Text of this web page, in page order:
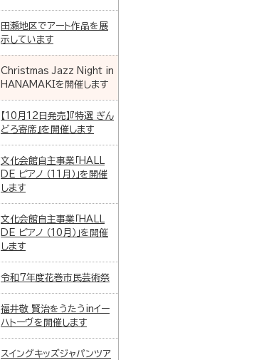
田瀬地区でアート作品を展
示しています
Christmas Jazz Night in
HANAMAKIを開催します
【10月12日発売】『特選 ぎん
どろ寄席』を開催します
文化会館自主事業「HALL
DE ピアノ （11月）」を開催
します
文化会館自主事業「HALL
DE ピアノ （10月）」を開催
します
令和7年度花巻市民芸術祭
福井敬 賢治をうたうinイー
ハトーヴを開催します
スイングキッズジャパンツア